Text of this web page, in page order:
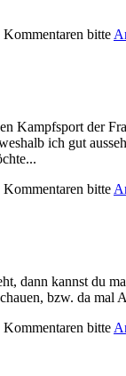
bitte
Kampfsport der
ich gut
bitte
dann kannst du
bzw. da mal
bitte